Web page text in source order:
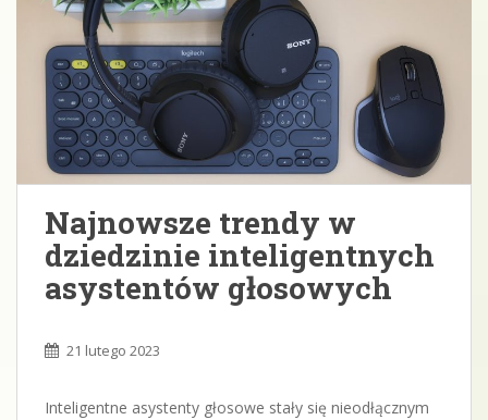
Najnowsze trendy w
dziedzinie inteligentnych
asystentów głosowych
21 lutego 2023
Inteligentne asystenty głosowe stały się nieodłącznym